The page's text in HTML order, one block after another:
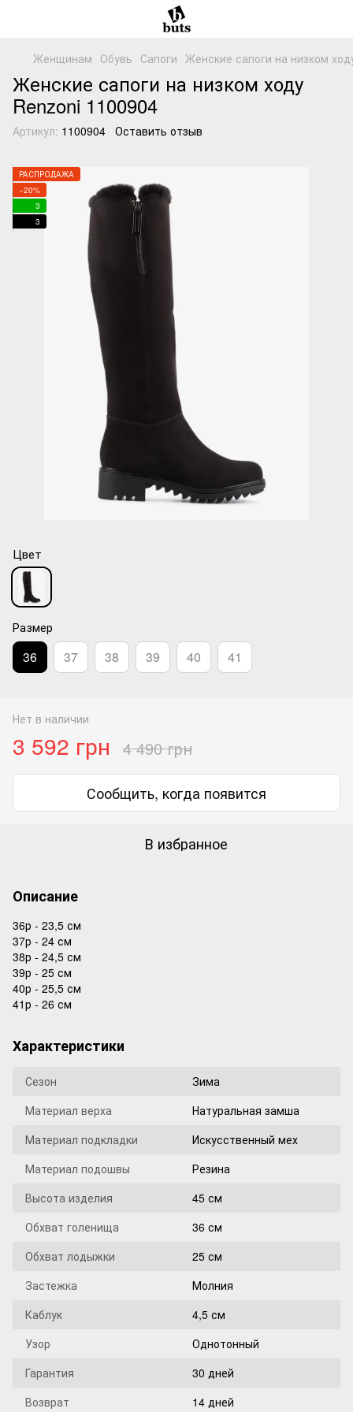
Женщинам Обувь Сапоги Женские сапоги на низком
Женские сапоги на низком ходу
Renzoni 1100904
Артикул: 1100904 Оставить отзыв
РАСПРОДАЖА
−20%
3
3
Цвет
Размер
36 37 38 39 40 41
Нет в наличии
3 592 грн 4 490 грн
Сообщить, когда появится
В избранное
Описание
36р - 23,5 см
37р - 24 см
38р - 24,5 см
39р - 25 см
40р - 25,5 см
41р - 26 см
Характеристики
Сезон
Зима
Материал верха
Натуральная замша
Материал подкладки
Искусственный мех
Материал подошвы
Резина
Высота изделия
45 см
Обхват голенища
36 см
Обхват лодыжки
25 см
Застежка
Молния
Каблук
4,5 см
Узор
Однотонный
Гарантия
30 дней
Возврат
14 дней